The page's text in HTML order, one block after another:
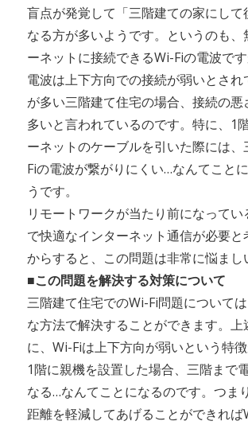
盲点が発覚して「三階建ての家にして
なる方が多いようです。というのも、
ーネットに接続できるWi-Fiの電波で
電波は上下方向での接続が弱いとされ
が多い三階建て住宅の場合、接続の
多いと言われているのです。特に、1
ーネットのケーブルを引いた際には
Fiの電波が繋がりにくい…なんてこと
うです。
リモートワークが当たり前になってい
で快適なインターネット通信が必要
からすると、この問題は非常に悩まし
■この問題を解決する対策について
三階建て住宅でのWi-Fi問題について
な方法で解決することができます。上
に、Wi-Fiは上下方向が弱いという特徴
1階に親機を設置した場合、三階まで
なる…なんてことになるのです。つま
距離を軽減してあげることができれば